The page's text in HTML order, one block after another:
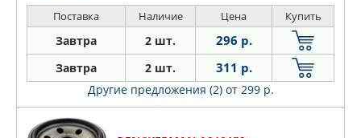
Поставка Наличие Цена Купить
Завтра 2 шт. 296 р.
Завтра 2 шт. 311 р.
Другие предложения (2) от 299 р.